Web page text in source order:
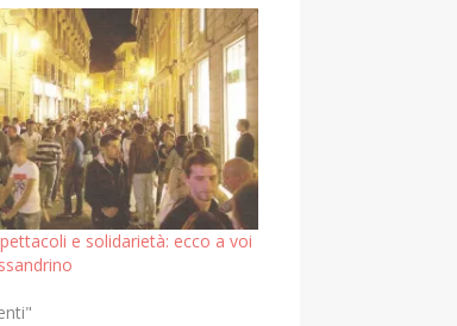
e solidarietà: ecco a voi